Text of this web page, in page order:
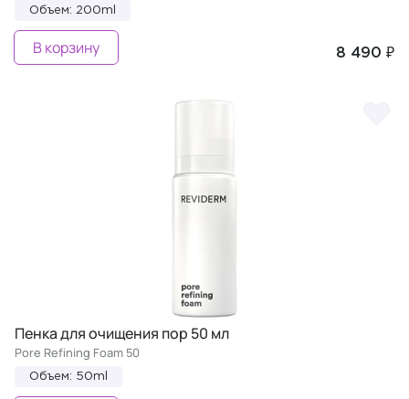
Объем: 200ml
8 490 ₽
В корзину
Пенка для очищения пор 50 мл
Pore Refining Foam 50
Объем: 50ml